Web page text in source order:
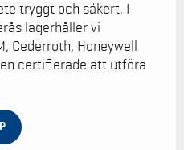
tryggt och säkert. I
lagerhåller vi
Cederroth, Honeywell
certifierade att utföra